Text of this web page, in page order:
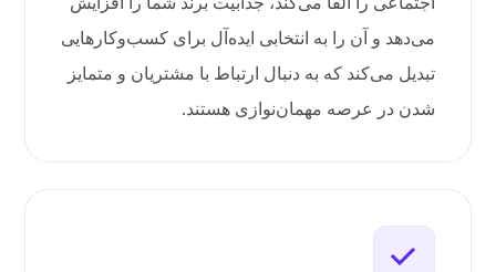
می‌دهد و آن را به انتخابی ایده‌آل برای کسب‌وکارهایی
تبدیل می‌کند که به دنبال ارتباط با مشتریان و متمایز
شدن در عرصه مهمان‌نوازی هستند.